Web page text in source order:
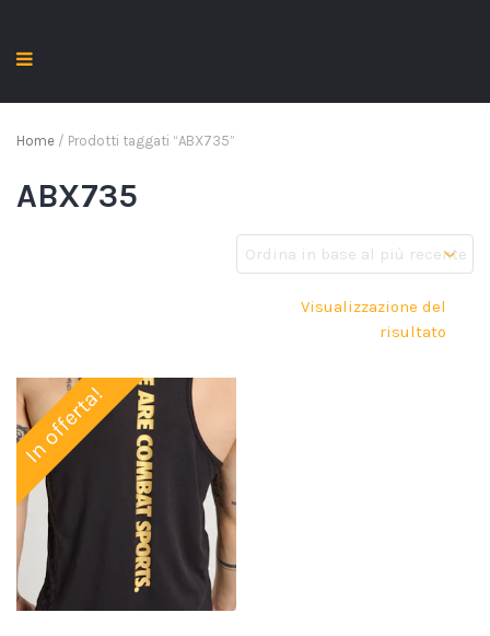
Home / Prodotti taggati “ABX735”
ABX735
Visualizzazione del
risultato
In offerta!